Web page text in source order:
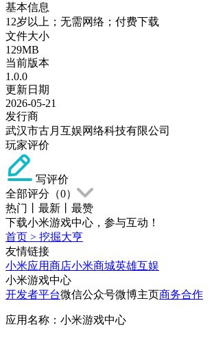
基本信息
12岁以上；无需网络；付费下载
文件大小
129MB
当前版本
1.0.0
更新日期
2026-05-21
发行商
武汉市古月互娱网络科技有限公司
玩家评价
写评价
全部评分（0）
热门
最新
最赞
下载小米游戏中心，参与互动！
首页 > 挖掘大亨
友情链接
小米应用商店小米商城英雄互娱
小米游戏中心
开发者平台微信公众号微博主页商务合作
应用名称：小米游戏中心